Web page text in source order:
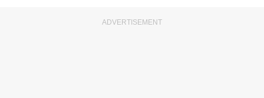
ADVERTISEMENT